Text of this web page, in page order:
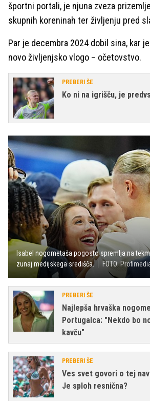
športni portali, je njuna zveza
skupnih koreninah ter življenju pred
Par je decembra 2024 dobil sina, kar
novo življenjsko vlogo – očetovstvo.
PREBERI ŠE
Ko ni na igrišču, je
Isabel nogometaša pogosto spremlja na
zunaj medijskega središča.
FOTO:
PREBERI ŠE
Najlepša hrvaška
Portugalca: "Nekdo bo
kavču"
PREBERI ŠE
Ves svet govori o tej
Je sploh resnična?